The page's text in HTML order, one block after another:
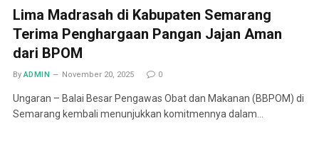
Lima Madrasah di Kabupaten Semarang
Terima Penghargaan Pangan Jajan Aman
dari BPOM
By ADMIN November 20, 2025 0
Ungaran – Balai Besar Pengawas Obat dan Makanan (BBPOM) di
Semarang kembali menunjukkan komitmennya dalam…